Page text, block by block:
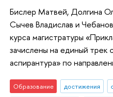
Бислер Матвей, Долгина
Сычев Владислав и
курса магистратуры
зачислены на единый трек
аспирантура» по
Образование достижения